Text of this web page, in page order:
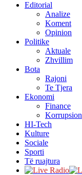
Editorial
Analize
Koment
Opinion
Politike
Aktuale
Zhvillim
Bota
Rajoni
Te Tjera
Ekonomi
Finance
Korrupsion
HI-Tech
Kulture
Sociale
Sporti
Të ruajtura